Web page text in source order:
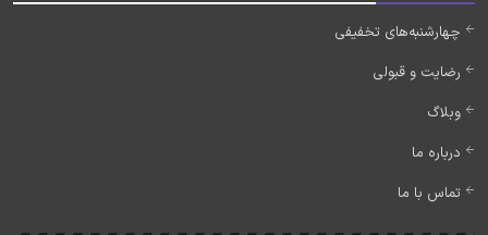
چهارشنبه‌های تخفیفی
رضایت و قبولی
وبلاگ
درباره ما
تماس با ما